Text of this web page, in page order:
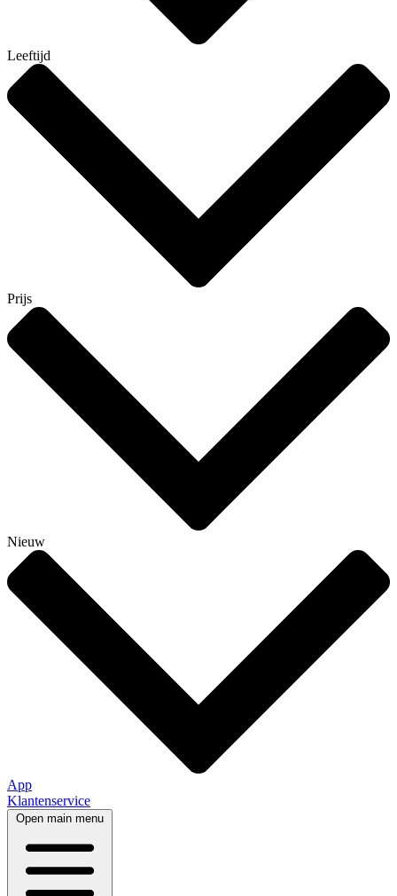
Leeftijd
Prijs
Nieuw
App
Klantenservice
Open main menu